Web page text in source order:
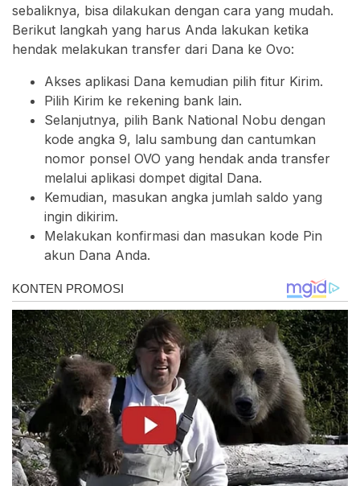
sebaliknya, bisa dilakukan dengan cara yang mudah.
Berikut langkah yang harus Anda lakukan ketika
hendak melakukan transfer dari Dana ke Ovo:
Akses aplikasi Dana kemudian pilih fitur Kirim.
Pilih Kirim ke rekening bank lain.
Selanjutnya, pilih Bank National Nobu dengan
kode angka 9, lalu sambung dan cantumkan
nomor ponsel OVO yang hendak anda transfer
melalui aplikasi dompet digital Dana.
Kemudian, masukan angka jumlah saldo yang
ingin dikirim.
Melakukan konfirmasi dan masukan kode Pin
akun Dana Anda.